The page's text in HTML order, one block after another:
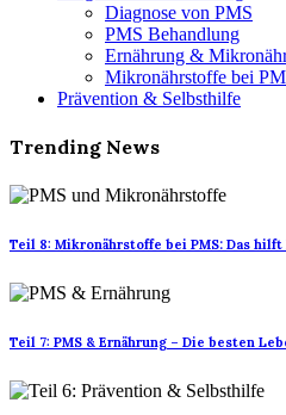
Diagnose von PMS
PMS Behandlung
Ernährung &
Mikronährstoffe bei
Prävention & Selbsthilfe
Trending News
Teil 8: Mikronährstoffe bei PMS: Das
Teil 7: PMS & Ernährung – Die besten